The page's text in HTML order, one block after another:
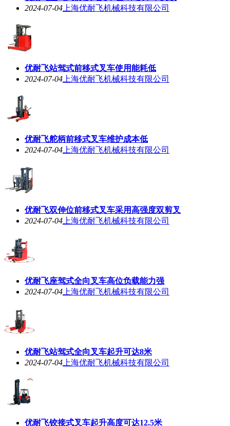
2024-07-04 上海优耐飞机械科技有限公司
优耐飞站驾式前移式叉车使用能耗低
2024-07-04 上海优耐飞机械科技有限公司
优耐飞舵柄前移式叉车维护成本低
2024-07-04 上海优耐飞机械科技有限公司
优耐飞双伸位前移式叉车采用高强度双剪叉
2024-07-04 上海优耐飞机械科技有限公司
优耐飞座驾式全向叉车高位负载能力强
2024-07-04 上海优耐飞机械科技有限公司
优耐飞站驾式全向叉车起升可达8米
2024-07-04 上海优耐飞机械科技有限公司
优耐飞铰接式叉车起升高度可达12.5米